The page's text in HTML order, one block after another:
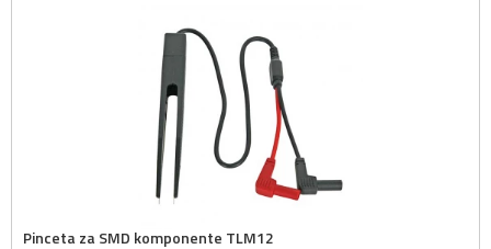
Pinceta za SMD komponente TLM12